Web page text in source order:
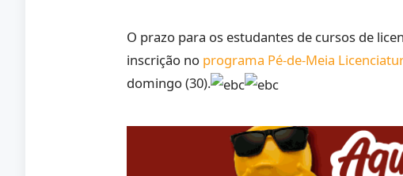
O prazo para os estudantes de cursos de
inscrição no programa Pé-de-Meia
domingo (30).